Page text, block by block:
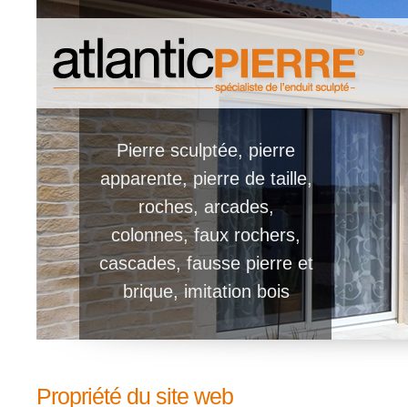
Pierre sculptée, pierre
apparente, pierre de taille,
roches, arcades,
colonnes, faux rochers,
cascades, fausse pierre et
brique, imitation bois
Propriété du site web